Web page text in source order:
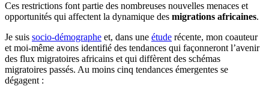
Ces restrictions font partie des nombreuses nouvelles menaces et
opportunités qui affectent la dynamique des migrations africaines.
Je suis socio-démographe et, dans une étude récente, mon coauteur
et moi-même avons identifié des tendances qui façonneront l’avenir
des flux migratoires africains et qui diffèrent des schémas
migratoires passés. Au moins cinq tendances émergentes se
dégagent :